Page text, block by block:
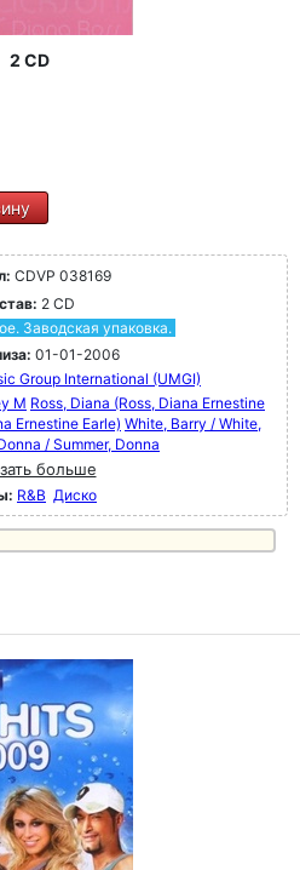
2 CD
CDVP 038169
2 CD
Заводская упаковка.
01-01-2006
Group International (UMGI)
M Ross, Diana (Ross, Diana Ernestine
Ernestine Earle) White, Barry / White,
/ Summer, Donna
больше
R&B Диско